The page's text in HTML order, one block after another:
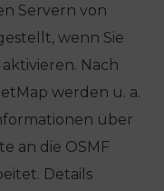
Servern von
wenn Sie
Nach
werden u. a.
über
an die OSMF
Details